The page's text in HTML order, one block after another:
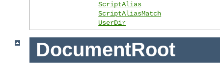
ScriptAlias
ScriptAliasMatch
UserDir
DocumentRoot